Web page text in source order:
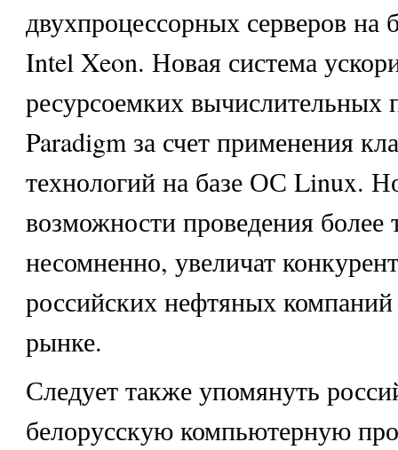
двухпроцессорных серверов на
Intel Xeon. Новая система
ресурсоемких вычислительных
Paradigm за счет применения
технологий на базе ОС Linux.
возможности проведения более
несомненно, увеличат
российских нефтяных
рынке.
Следует также упомянуть
белорусскую компьютерную